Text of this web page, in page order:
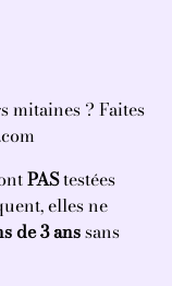
? Faites
PAStestées
elles ne
de 3 anssans